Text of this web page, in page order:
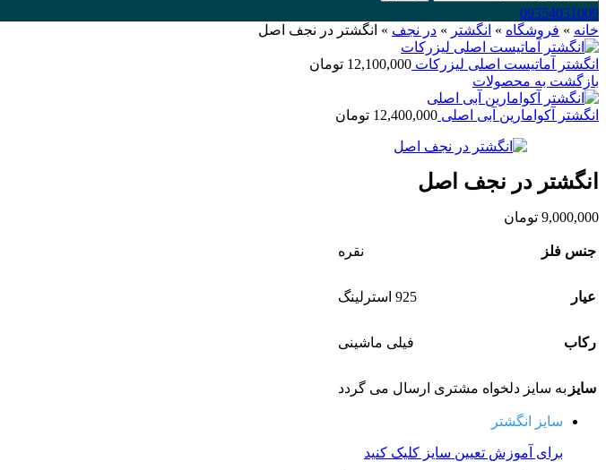
09354031009
خانه » فروشگاه » انگشتر » در نجف » انگشتر در نجف اصل
انگشتر آماتیست اصلی لیزرکات 12,100,000 تومان
بازگشت به محصولات
انگشتر آکوامارین آبی اصلی 12,400,000 تومان
انگشتر در نجف اصل
9,000,000 تومان
جنس فلز نقره
عیار 925 استرلینگ
رکاب فیلی ماشینی
سایز به سایز دلخواه مشتری ارسال می گردد
سایز انگشتر
برای آموزش تعیین سایز کلیک کنید